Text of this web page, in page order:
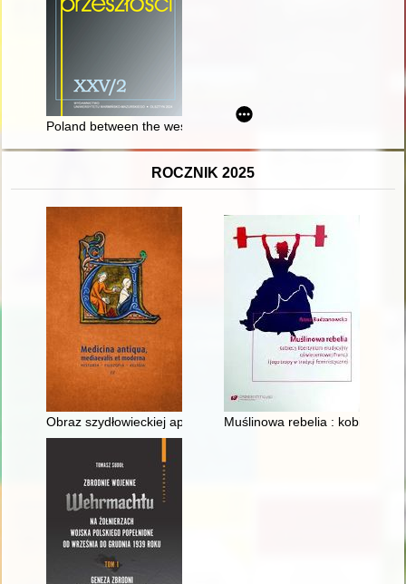
Poland between the west, Russia and... Turkey : the
ROCZNIK 2025
Obraz szydłowieckiej apteki w świetle dokumentów z pierwszej
Muślinowa rebelia : kobiecy